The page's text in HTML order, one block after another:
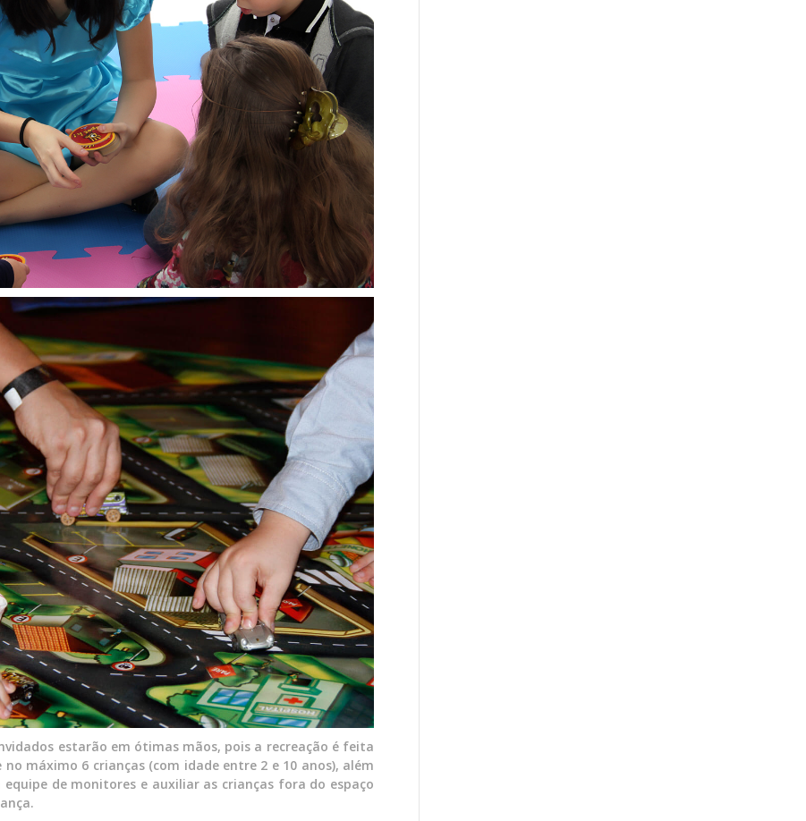
estarão em ótimas mãos, pois a recreação é feita
máximo 6 crianças (com idade entre 2 e 10 anos), além
de monitores e auxiliar as crianças fora do espaço